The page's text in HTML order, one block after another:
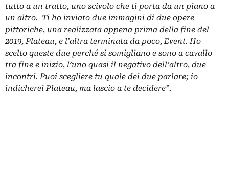
tutto a un tratto, uno scivolo che ti porta da un piano a
un altro. Ti ho inviato due immagini di due opere
pittoriche, una realizzata appena prima della fine del
2019, Plateau, e l’altra terminata da poco, Event. Ho
scelto queste due perché si somigliano e sono a cavallo
tra fine e inizio, l’uno quasi il negativo dell’altro, due
incontri. Puoi scegliere tu quale dei due parlare; io
indicherei Plateau, ma lascio a te decidere”.